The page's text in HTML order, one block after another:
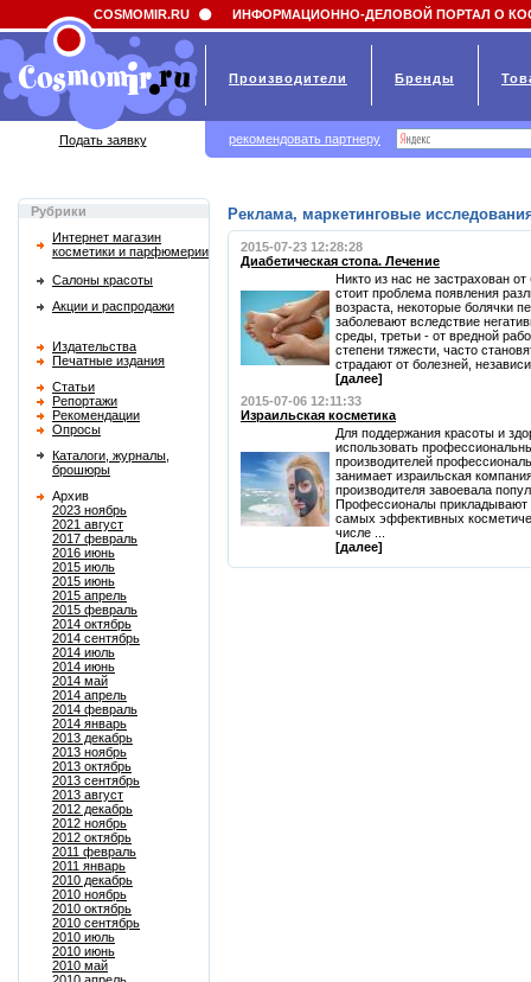
Field 'news_title' doesn't have a default value
Рубрики
Интернет магазин
косметики и парфюмерии
Салоны красоты
Акции и распродажи
Издательства
Печатные издания
Статьи
Репортажи
Рекомендации
Опросы
Каталоги, журналы,
брошюры
Архив
2023 ноябрь
2021 август
2017 февраль
2016 июнь
2015 июль
2015 июнь
2015 апрель
2015 февраль
2014 октябрь
2014 сентябрь
2014 июль
2014 июнь
2014 май
2014 апрель
2014 февраль
2014 январь
2013 декабрь
2013 ноябрь
2013 октябрь
2013 сентябрь
2013 август
2012 декабрь
2012 ноябрь
2012 октябрь
2011 февраль
2011 январь
2010 декабрь
2010 ноябрь
2010 октябрь
2010 сентябрь
2010 июль
2010 июнь
2010 май
Реклама, маркетинговые
2015-07-23 12:28:28
Диабетическая стопа. Лечение
Никто из нас не застрахован
стоит проблема появления
возраста, некоторые болячки
заболевают вследствие
среды, третьи - от вредной
степени тяжести, часто
страдают от болезней,
[далее]
2015-07-06 12:11:33
Израильская косметика
Для поддержания красоты и
использовать
производителей
занимает израильская
производителя завоевала
Профессионалы прикладывают
самых эффективных
числе ...
[далее]
COSMOMIR.RU ИНФОРМАЦИОННО-ДЕЛОВОЙ ПОРТАЛ О
Производители Бренды
Подать заявку рекомендовать партнеру